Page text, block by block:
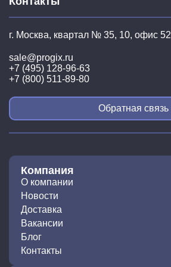
г. Москва, квартал № 35, 10, офис
sale@progix.ru
+7 (495) 128-96-63
+7 (800) 511-89-80
Обратная связь
Компания
О компании
Новости
Доставка
Вакансии
Блог
Контакты